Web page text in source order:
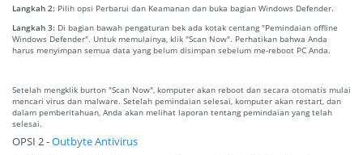
Langkah 2: Pilih opsi Perbarui dan Keamanan dan buka bagian Windows Defender.
Langkah 3: Di bagian bawah pengaturan bek ada kotak centang "Pemindaian offline
Windows Defender". Untuk memulainya, klik "Scan Now". Perhatikan bahwa Anda
harus menyimpan semua data yang belum disimpan sebelum me-reboot PC Anda.
Setelah mengklik burton "Scan Now", komputer akan reboot dan secara otomatis mulai
mencari virus dan malware. Setelah pemindaian selesai, komputer akan restart, dan
dalam pemberitahuan, Anda akan melihat laporan tentang pemindaian yang telah
selesai.
OPSI 2 -Outbyte Antivirus